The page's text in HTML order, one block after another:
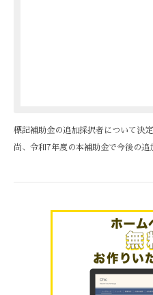
標記補助金の追加採択者について決
尚、令和7年度の本補助金で今後の追